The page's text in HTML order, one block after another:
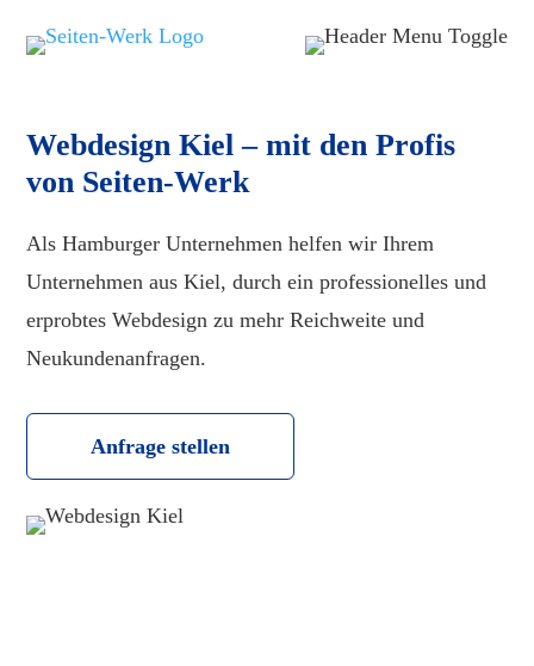
Webdesign Kiel – mit den Profis
von Seiten-Werk
Als Hamburger Unternehmen helfen wir Ihrem
Unternehmen aus Kiel, durch ein professionelles und
erprobtes Webdesign zu mehr Reichweite und
Neukundenanfragen.
Anfrage stellen